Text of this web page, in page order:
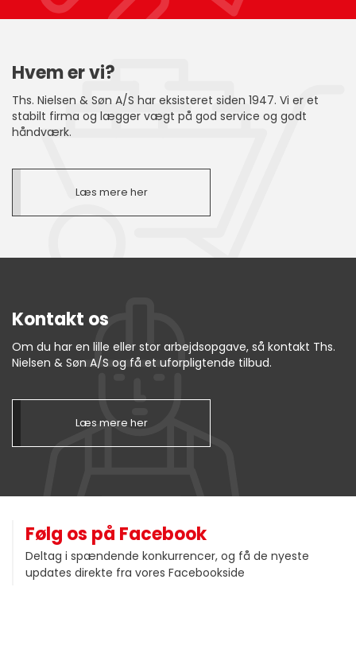
Hvem er vi?
Ths. Nielsen & Søn A/S har eksisteret siden 1947. Vi er et
stabilt firma og lægger vægt på god service og godt
håndværk.
Læs mere her
Kontakt os
Om du har en lille eller stor arbejdsopgave, så kontakt Ths.
Nielsen & Søn A/S og få et uforpligtende tilbud.
Læs mere her
Følg os på Facebook
Deltag i spændende konkurrencer, og få de nyeste
updates direkte fra vores Facebookside